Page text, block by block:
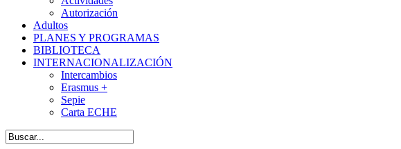
Autorización
Adultos
PLANES Y PROGRAMAS
BIBLIOTECA
INTERNACIONALIZACIÓN
Intercambios
Erasmus +
Sepie
Carta ECHE